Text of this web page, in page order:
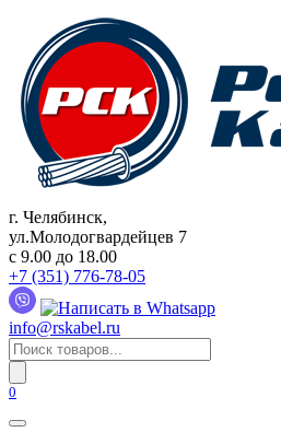
содержанию
г. Челябинск,
ул.Молодогвардейцев 7
c 9.00 до 18.00
+7 (351) 776-78-05
info@rskabel.ru
Поиск
товаров
0